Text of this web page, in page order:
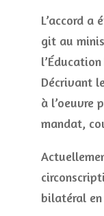
L’accord a
git au
Décrivant
à l’oeuvre
mandat,
bilatéral en